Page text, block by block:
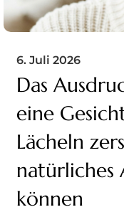
6. Juli 2026
Das
eine
Lächeln
natürliches
können